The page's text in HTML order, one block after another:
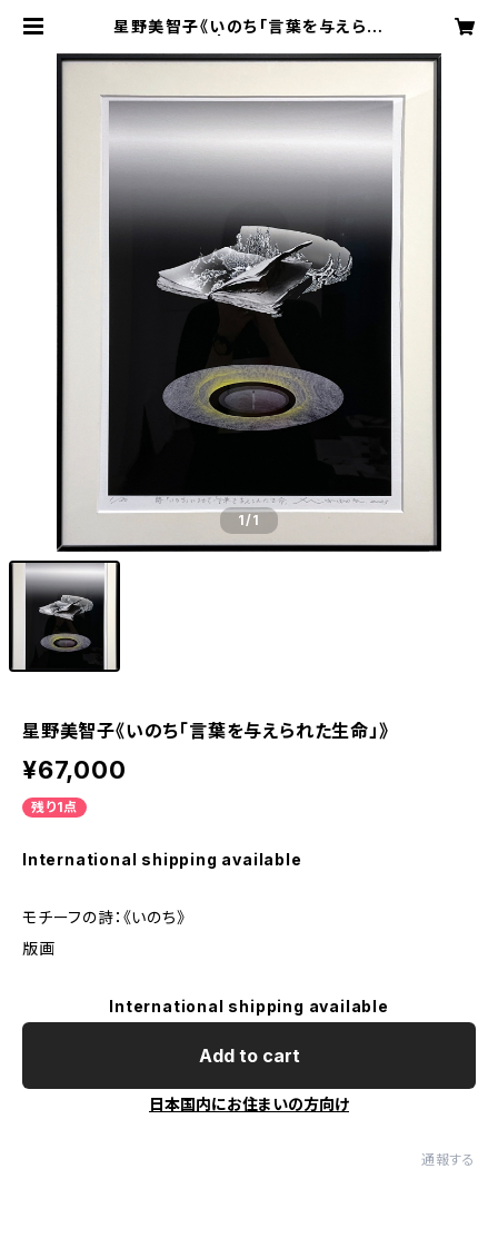
星野美智子《いのち「言葉を与えられ
1/1
星野美智子《いのち「言葉を与えられた生命」》
¥67,000
残り1点
International shipping available
モチーフの詩：《いのち》
版画
International shipping available
Add to cart
日本国内にお住まいの方向け
通報する